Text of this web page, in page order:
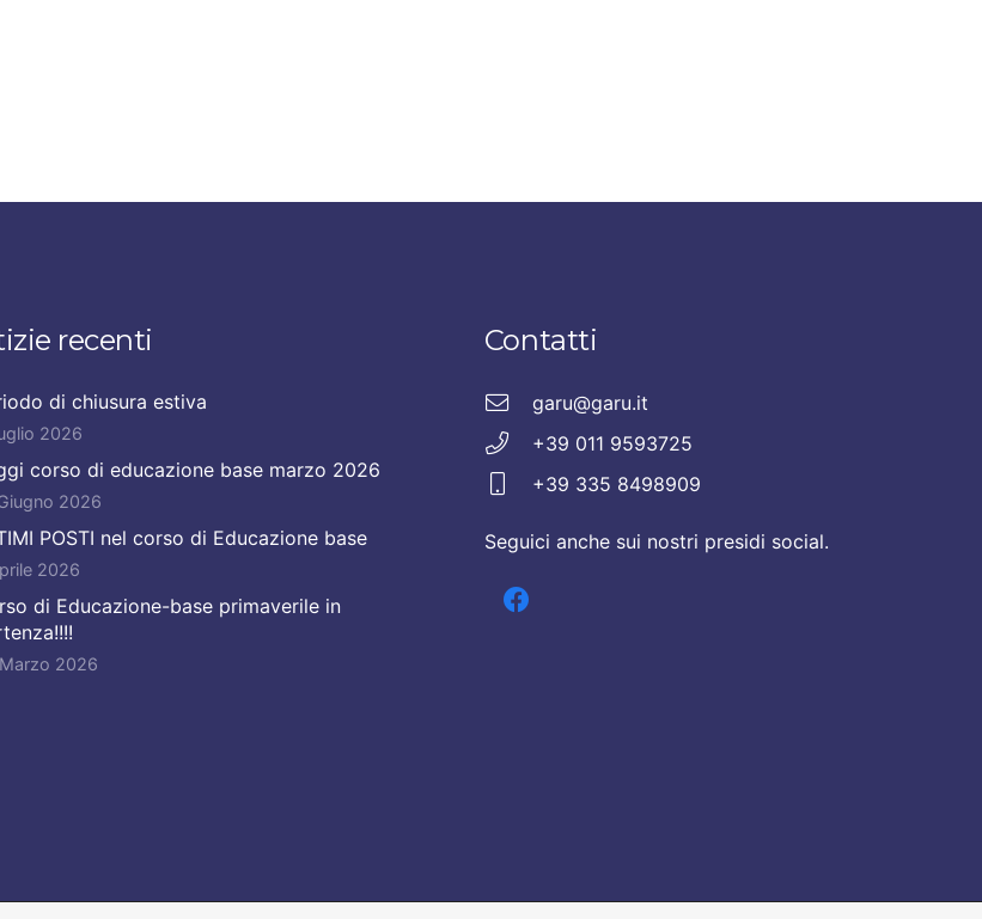
recenti
di chiusura estiva
2026
corso di educazione base marzo 2026
2026
POSTI nel corso di Educazione base
2026
di Educazione-base primaverile in
2026
Contatti
garu@garu.it
+39 011 9593725
+39 335 8498909
Seguici anche sui nostri presidi social.